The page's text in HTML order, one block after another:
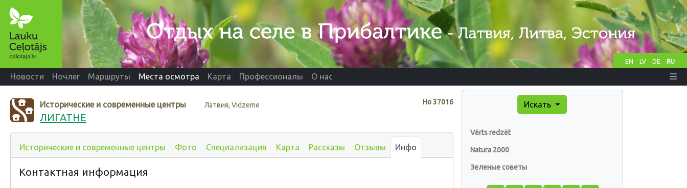
EN LV DE RU
Новости Ночлег Маршруты Места осмотра Карта Профессионалы О нас
Нo37016
Исторические и современные центры Латвия, Vidzeme
ЛИГАТНЕ
Исторические и современные центры Фото Специализация Карта Рассказы Отзывы Инфо
Контактная информация
Искать
Vērts redzēt
Natura 2000
Зеленые советы